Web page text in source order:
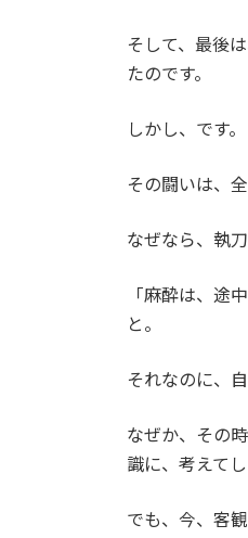
そして、最後
たのです。
しかし、です。
その闘いは、
なぜなら、執
「麻酔は、途
と。
それなのに、
なぜか、その
識に、考えてし
でも、今、客